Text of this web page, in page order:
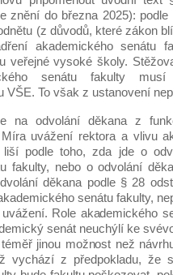
znění do března 2025):
(z důvodů, které zákon
akademického senátu
veřejné vysoké školy.
senátu fakulty musí
VŠE. To však z ustanovení
na odvolání děkana z
uvážení rektora a vlivu
podle toho, zda jde o
fakulty, nebo o odvolání
děkana podle § 28
senátu fakulty,
Role akademického
senát neuchýlí ke
jinou možnost než
vychází z předpokladu, že